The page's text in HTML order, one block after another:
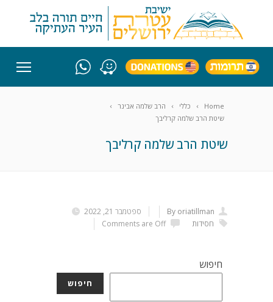
Home כללי
הרב שלמה אבינר
שיטת הרב שלמה קרליבך
שיטת הרב שלמה קרליבך
ספטמבר 21, 2022
By oriatillman
Comments are Off
חסידות
חיפוש
חיפוש